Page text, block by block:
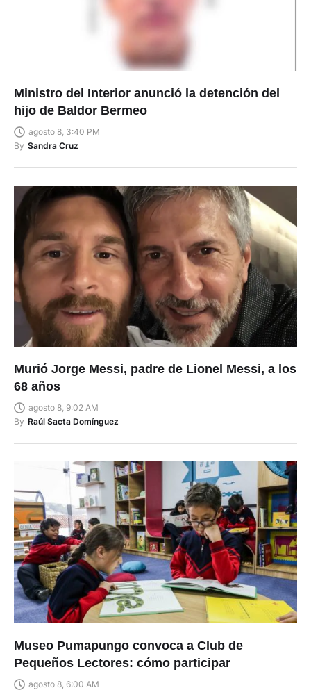
Ministro del Interior anunció la detención del
hijo de Baldor Bermeo
agosto 8, 3:40 PM
By Sandra Cruz
Murió Jorge Messi, padre de Lionel Messi, a los
68 años
agosto 8, 9:02 AM
By Raúl Sacta Domínguez
Museo Pumapungo convoca a Club de
Pequeños Lectores: cómo participar
agosto 8, 6:00 AM